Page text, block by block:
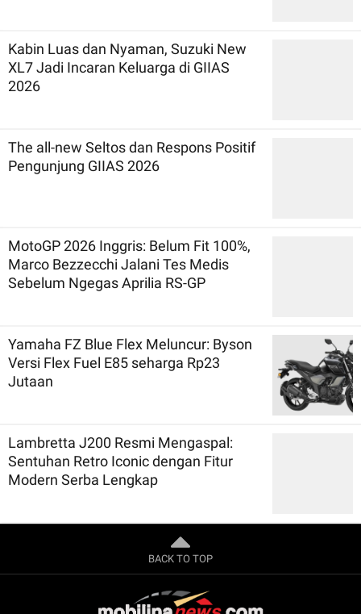
Kabin Luas dan Nyaman, Suzuki New
XL7 Jadi Incaran Keluarga di GIIAS
2026
The all-new Seltos dan Respons Positif
Pengunjung GIIAS 2026
MotoGP 2026 Inggris: Belum Fit 100%,
Marco Bezzecchi Jalani Tes Medis
Sebelum Ngegas Aprilia RS-GP
Yamaha FZ Blue Flex Meluncur: Byson
Versi Flex Fuel E85 seharga Rp23
Jutaan
Lambretta J200 Resmi Mengaspal:
Sentuhan Retro Iconic dengan Fitur
Modern Serba Lengkap
BACK TO TOP